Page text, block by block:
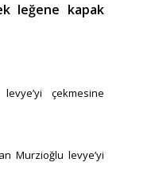
leğene kapak
çekmesine
Murzioğlu levye’yi